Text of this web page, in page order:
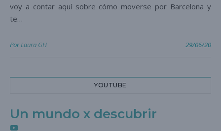
voy a contar aquí sobre cómo moverse por Barcelona y
te…
PorLaura GH 29/06/20
YOUTUBE
Un mundo x descubrir